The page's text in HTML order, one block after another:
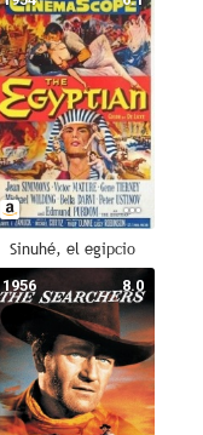
Sinuhé, el egipcio
8.0
1956